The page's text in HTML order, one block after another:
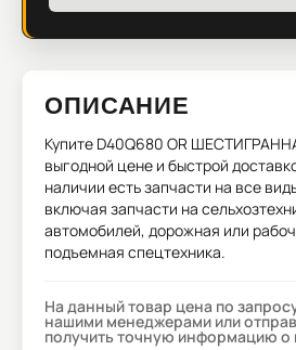
ОПИСАНИЕ
Купите D40Q680 OR
выгодной цене и быстрой
наличии есть запчасти на все
включая запчасти на
автомобилей, дорожная или
подъемная спецтехника.
На данный товар цена по
нашими менеджерами или
получить точную информацию о